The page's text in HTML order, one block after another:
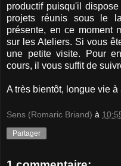
productif puisqu'il
projets réunis sous le
présente, en ce moment
sur les Ateliers. Si vous
une petite visite. Pour
cours, il vous suffit de
A très bientôt, longue vie à
Sens (Romaric Briand) à
Partager